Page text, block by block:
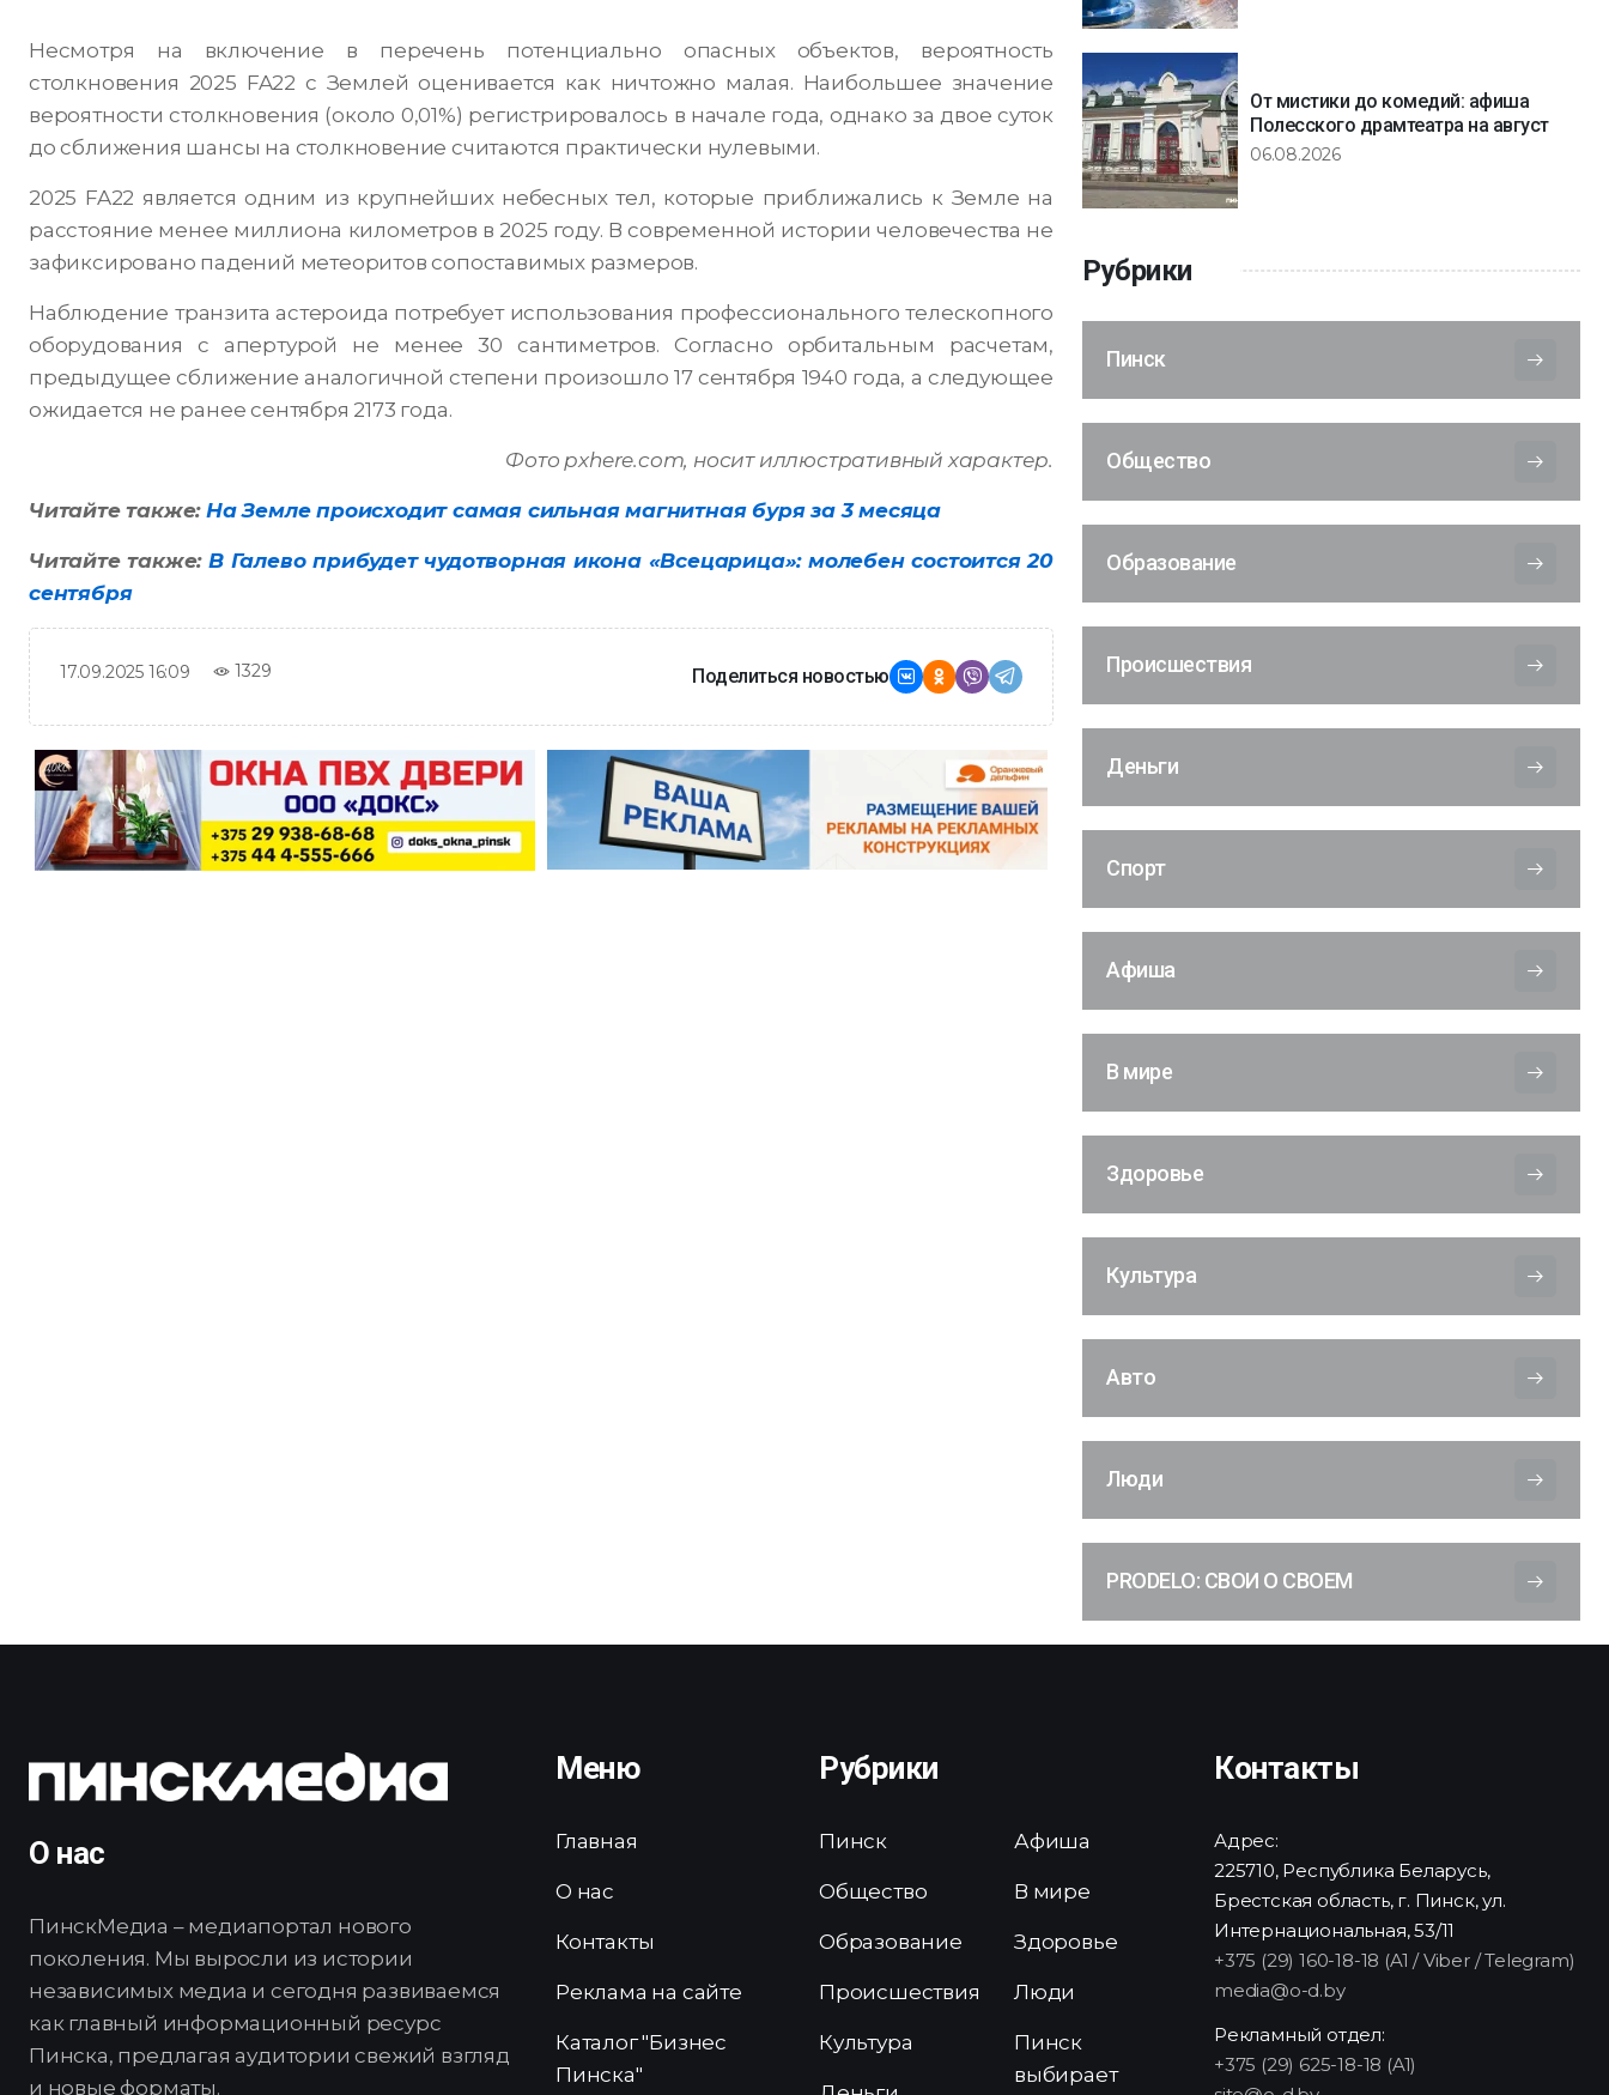
Несмотря на включение в перечень потенциально опасных объектов, вероятность
столкновения 2025 FA22 с Землей оценивается как ничтожно малая. Наибольшее значение
вероятности столкновения (около 0,01%) регистрировалось в начале года, однако за двое суток
до сближения шансы на столкновение считаются практически нулевыми.
2025 FA22 является одним из крупнейших небесных тел, которые приближались к Земле на
расстояние менее миллиона километров в 2025 году. В современной истории человечества не
зафиксировано падений метеоритов сопоставимых размеров.
Наблюдение транзита астероида потребует использования профессионального телескопного
оборудования с апертурой не менее 30 сантиметров. Согласно орбитальным расчетам,
предыдущее сближение аналогичной степени произошло 17 сентября 1940 года, а следующее
ожидается не ранее сентября 2173 года.
Фото pxhere.com, носит иллюстративный характер.
Читайте также:На Земле происходит самая сильная магнитная буря за 3 месяца
Читайте также: В Галево прибудет чудотворная икона «Всецарица»: молебен состоится 20
сентября
17.09.2025 16:09 1329 Поделиться новостью
От мистики до комедий: афиша
Полесского драмтеатра на август
06.08.2026
Рубрики
Пинск
Общество
Образование
Происшествия
Деньги
Спорт
Афиша
В мире
Здоровье
Культура
Авто
Люди
PRODELO: СВОИ О СВОЕМ
О нас
ПинскМедиа – медиапортал нового
поколения. Мы выросли из истории
независимых медиа и сегодня развиваемся
как главный информационный ресурс
Пинска, предлагая аудитории свежий взгляд
и новые форматы.
Меню
Главная
О нас
Контакты
Реклама на сайте
Каталог "Бизнес
Пинска"
Рубрики
Пинск
Общество
Образование
Происшествия
Культура
Афиша
В мире
Здоровье
Люди
Пинск
выбирает
Контакты
Адрес:
225710, Республика Беларусь,
Брестская область, г. Пинск, ул.
Интернациональная, 53/11
+375 (29) 160-18-18 (A1 / Viber / Telegram)
media@o-d.by
Рекламный отдел:
+375 (29) 625-18-18 (A1)